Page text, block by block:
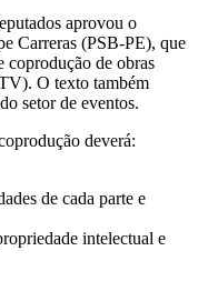
aprovou o
Carreras (PSB-PE), que
coprodução de obras
O texto também
setor de eventos.
deverá:
de cada parte e
intelectual e